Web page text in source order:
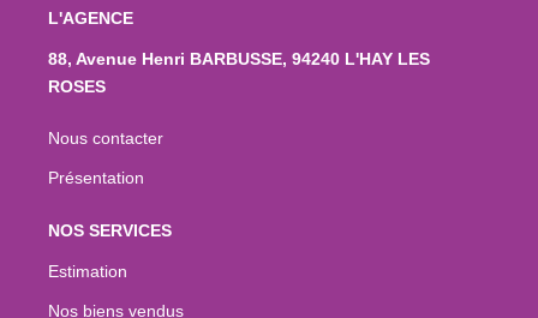
L'AGENCE
88, Avenue Henri BARBUSSE, 94240 L'HAY LES
ROSES
Nous contacter
Présentation
NOS SERVICES
Estimation
Nos biens vendus